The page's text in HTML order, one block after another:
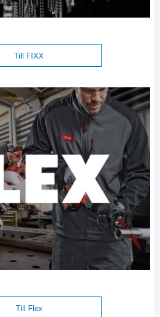
Till FIXX
Till Flex